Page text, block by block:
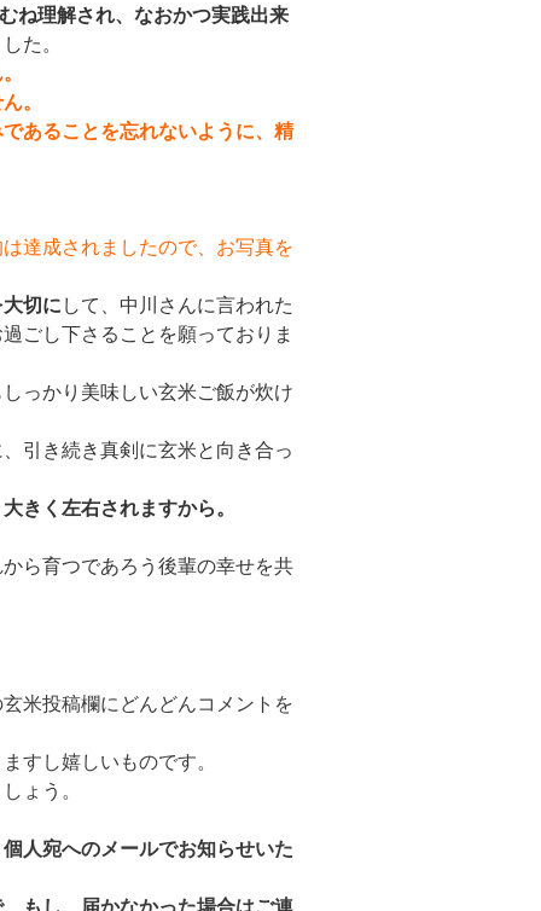
ね理解され、なおかつ実践出来
た。
。
あることを忘れないように、精
達成されましたので、お写真を
切に して、中川さんに言われた
ごし下さることを願っておりま
っかり美味しい玄米ご飯が炊け
引き続き真剣に玄米と向き合っ
きく左右されますから。
ら育つであろう後輩の幸せを共
米投稿欄にどんどんコメントを
すし嬉しいものです。
ょう。
人宛へのメールでお知らせいた
もし、届かなかった場合はご連